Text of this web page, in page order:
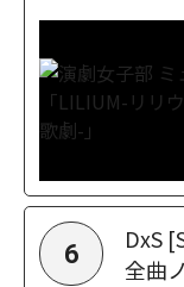
6
DxS
全曲